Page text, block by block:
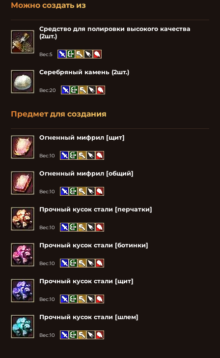
Можно создать из
Средство для полировки высокого качества
(2шт.)
Вес:5
Серебряный камень (2шт.)
Вес:20
Предмет для создания
Огненный мифрил [щит]
Вес:10
Огненный мифрил [общий]
Вес:10
Прочный кусок стали [перчатки]
Вес:10
Прочный кусок стали [ботинки]
Вес:10
Прочный кусок стали [щит]
Вес:10
Прочный кусок стали [шлем]
Вес:10